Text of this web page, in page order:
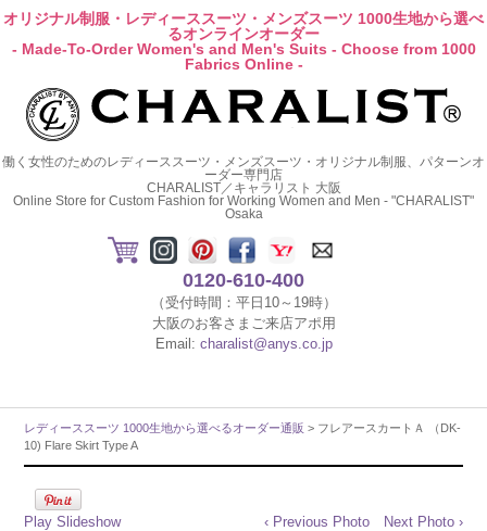
オリジナル制服・レディーススーツ・メンズスーツ 1000生地から選べ
るオンラインオーダー
- Made-To-Order Women's and Men's Suits - Choose from 1000
Fabrics Online -
働く女性のためのレディーススーツ・メンズスーツ・オリジナル制服、パターンオ
ーダー専門店
CHARALIST／キャラリスト 大阪
Online Store for Custom Fashion for Working Women and Men - "CHARALIST"
Osaka
0120-610-400
（受付時間：平日10～19時）
大阪のお客さまご来店アポ用
Email: charalist@anys.co.jp
レディーススーツ 1000生地から選べるオーダー通販 > フレアースカートＡ （DK-
10) Flare Skirt Type A
Play Slideshow ‹ Previous Photo Next Photo ›